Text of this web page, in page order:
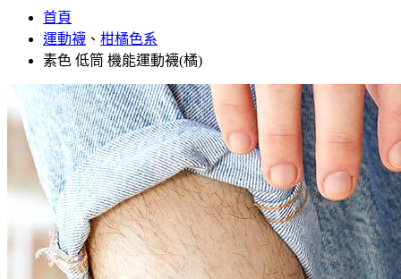
首頁
運動襪 、 柑橘色系
素色 低筒 機能運動襪(橘)